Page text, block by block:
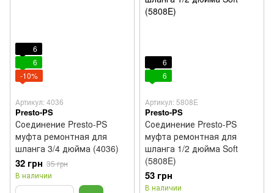
6
6
-10%
Артикул: 4036
Presto-PS
Соединение Presto-PS
муфта ремонтная для
шланга 3/4 дюйма (4036)
32 грн 35 грн
В наличии
6
6
Артикул: 5808E
Presto-PS
Соединение Presto-PS
муфта ремонтная для
шланга 1/2 дюйма Soft
(5808E)
53 грн
В наличии